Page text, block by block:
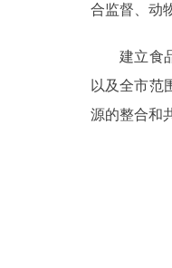
合监督、动
建立食品
以及全市范
源的整合和